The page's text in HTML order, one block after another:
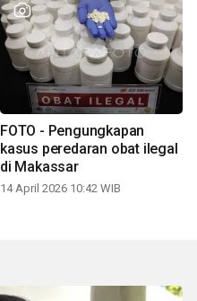
FOTO - Pengungkapan
kasus peredaran obat ilegal
di Makassar
14 April 2026 10:42 WIB